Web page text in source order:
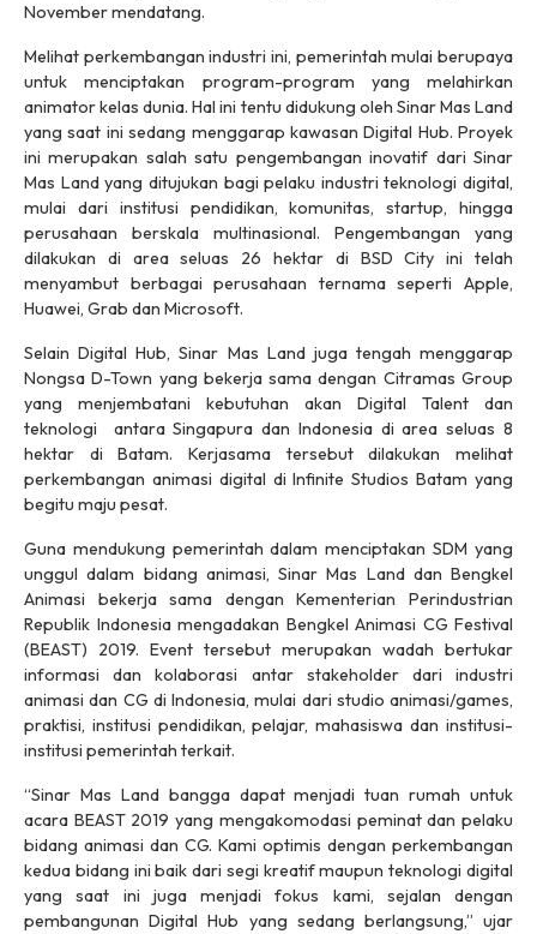
November mendatang.
Melihat perkembangan industri ini, pemerintah mulai berupaya
untuk menciptakan program-program yang melahirkan
animator kelas dunia. Hal ini tentu didukung oleh Sinar Mas Land
yang saat ini sedang menggarap kawasan Digital Hub. Proyek
ini merupakan salah satu pengembangan inovatif dari Sinar
Mas Land yang ditujukan bagi pelaku industri teknologi digital,
mulai dari institusi pendidikan, komunitas, startup, hingga
perusahaan berskala multinasional. Pengembangan yang
dilakukan di area seluas 26 hektar di BSD City ini telah
menyambut berbagai perusahaan ternama seperti Apple,
Huawei, Grab dan Microsoft.
Selain Digital Hub, Sinar Mas Land juga tengah menggarap
Nongsa D-Town yang bekerja sama dengan Citramas Group
yang menjembatani kebutuhan akan Digital Talent dan
teknologi antara Singapura dan Indonesia di area seluas 8
hektar di Batam. Kerjasama tersebut dilakukan melihat
perkembangan animasi digital di Infinite Studios Batam yang
begitu maju pesat.
Guna mendukung pemerintah dalam menciptakan SDM yang
unggul dalam bidang animasi, Sinar Mas Land dan Bengkel
Animasi bekerja sama dengan Kementerian Perindustrian
Republik Indonesia mengadakan Bengkel Animasi CG Festival
(BEAST) 2019. Event tersebut merupakan wadah bertukar
informasi dan kolaborasi antar stakeholder dari industri
animasi dan CG di Indonesia, mulai dari studio animasi/games,
praktisi, institusi pendidikan, pelajar, mahasiswa dan institusi-
institusi pemerintah terkait.
“Sinar Mas Land bangga dapat menjadi tuan rumah untuk
acara BEAST 2019 yang mengakomodasi peminat dan pelaku
bidang animasi dan CG. Kami optimis dengan perkembangan
kedua bidang ini baik dari segi kreatif maupun teknologi digital
yang saat ini juga menjadi fokus kami, sejalan dengan
pembangunan Digital Hub yang sedang berlangsung,” ujar